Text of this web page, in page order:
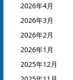
2026年4月
2026年3月
2026年2月
2026年1月
2025年12月